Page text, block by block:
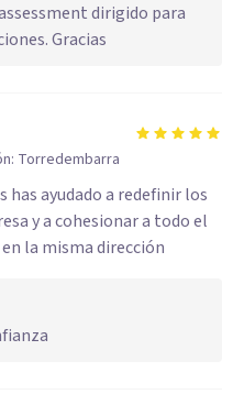
dirigido para
Gracias
Torredembarra
has ayudado a redefinir los
y a cohesionar a todo el
la misma dirección